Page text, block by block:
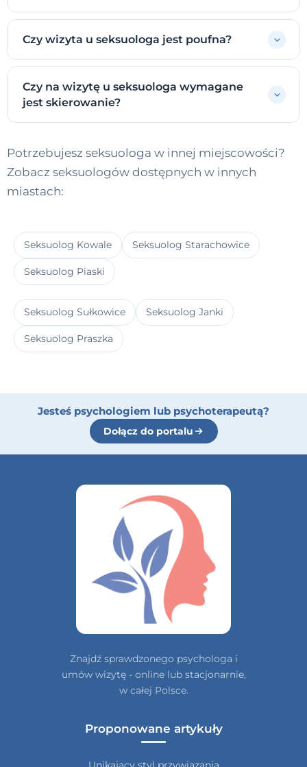
Czy wizyta u seksuologa jest poufna?
Czy na wizytę u seksuologa wymagane
jest skierowanie?
Potrzebujesz seksuologa w innej miejscowości?
Zobacz seksuologów dostępnych w innych
miastach:
Seksuolog Kowale Seksuolog Starachowice
Seksuolog Piaski
Seksuolog Sułkowice Seksuolog Janki
Seksuolog Praszka
Jesteś psychologiem lub psychoterapeutą?
Dołącz do portalu
Znajdź sprawdzonego psychologa i
umów wizytę - online lub stacjonarnie,
w całej Polsce.
Proponowane artykuły